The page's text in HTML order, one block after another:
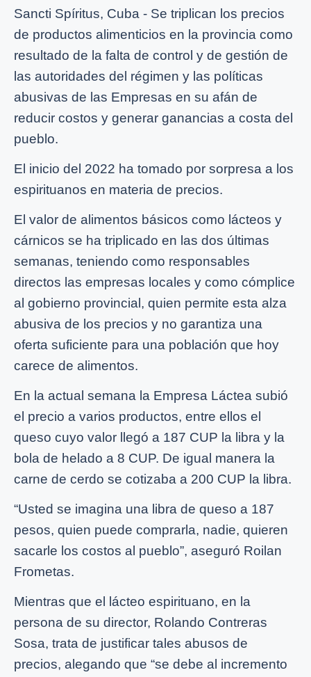
Sancti Spíritus, Cuba - Se triplican los precios
de productos alimenticios en la provincia como
resultado de la falta de control y de gestión de
las autoridades del régimen y las políticas
abusivas de las Empresas en su afán de
reducir costos y generar ganancias a costa del
pueblo.
El inicio del 2022 ha tomado por sorpresa a los
espirituanos en materia de precios.
El valor de alimentos básicos como lácteos y
cárnicos se ha triplicado en las dos últimas
semanas, teniendo como responsables
directos las empresas locales y como cómplice
al gobierno provincial, quien permite esta alza
abusiva de los precios y no garantiza una
oferta suficiente para una población que hoy
carece de alimentos.
En la actual semana la Empresa Láctea subió
el precio a varios productos, entre ellos el
queso cuyo valor llegó a 187 CUP la libra y la
bola de helado a 8 CUP. De igual manera la
carne de cerdo se cotizaba a 200 CUP la libra.
“Usted se imagina una libra de queso a 187
pesos, quien puede comprarla, nadie, quieren
sacarle los costos al pueblo”, aseguró Roilan
Frometas.
Mientras que el lácteo espirituano, en la
persona de su director, Rolando Contreras
Sosa, trata de justificar tales abusos de
precios, alegando que “se debe al incremento